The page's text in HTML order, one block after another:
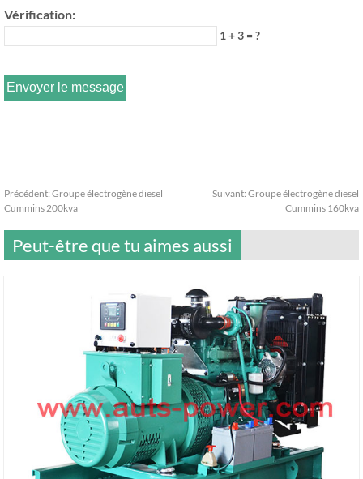
Vérification:
1 + 3 = ?
Précédent: Groupe électrogène diesel
Cummins 200kva
Suivant: Groupe électrogène diesel
Cummins 160kva
Peut-être que tu aimes aussi